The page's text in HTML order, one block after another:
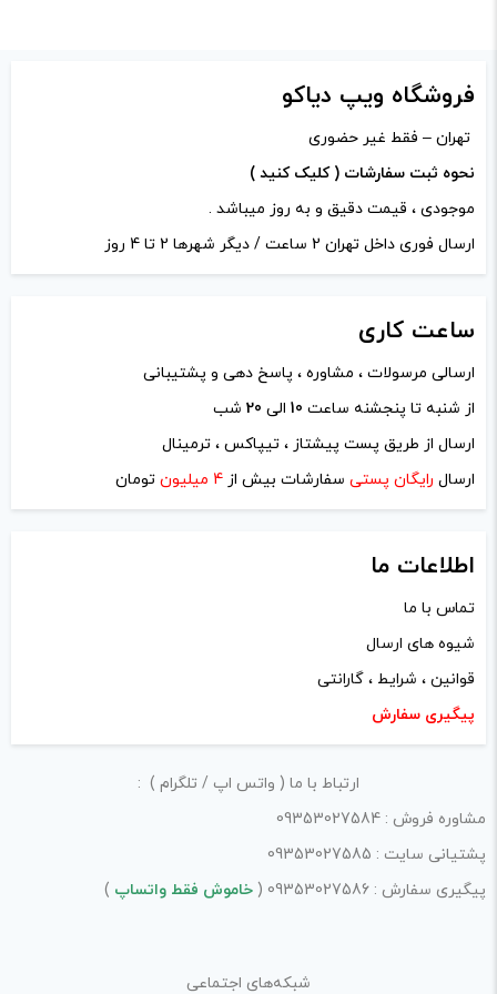
سلامت باشید قربان مبارکتون باشه
نشانی ایمیل شما منتشر نخواهد شد.
دیدگاه شما *
نام*
ایمیل*
فروشگاه ویپ دیاکو
تهران – فقط غیر حضوری
نحوه ثبت سفارشات ( کلیک کنید )
موجودی ، قیمت دقیق و به روز میباشد .
ارسال فوری داخل تهران 2 ساعت / دیگر شهرها 2 تا 4 روز
ساعت کاری
ارسالی مرسولات ، مشاوره ، پاسخ دهی و پشتیبانی
از شنبه تا پنجشنه ساعت 10 الی 20 شب
ارسال از طریق پست پیشتاز ، تیپاکس ، ترمینال
ارسال رایگان پستی سفارشات بیش از 4 میلیون تومان
اطلاعات ما
تماس با ما
شیوه های ارسال
قوانین ، شرایط ، گارانتی
پیگیری سفارش
ارتباط با ما ( واتس اپ / تلگرام ) :
مشاوره فروش : 09353027584
پشتیانی سایت : 09353027585
پیگیری سفارش : 09353027586 (
خاموش فقط واتساپ )
شبکه‌های اجتماعی